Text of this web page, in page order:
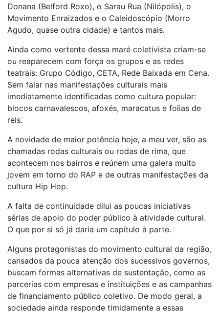
Donana (Belford Roxo), o Sarau Rua (Nilópolis), o
Movimento Enraizados e o Caleidoscópio (Morro
Agudo, quase outra cidade) e tantos mais.
Ainda como vertente dessa maré coletivista criam-se
ou reaparecem com força os grupos e as redes
teatrais: Grupo Código, CETA, Rede Baixada em Cena.
Sem falar nas manifestações culturais mais
imediatamente identificadas como cultura popular:
blocos carnavalescos, afoxés, maracatus e folias de
reis.
A novidade de maior potência hoje, a meu ver, são as
chamadas rodas culturais ou rodas de rima, que
acontecem nos bairros e reúnem uma galera muito
jovem em torno do RAP e de outras manifestações da
cultura Hip Hop.
A falta de continuidade dilui as poucas iniciativas
sérias de apoio do poder público à atividade cultural.
O que por si só já daria um capítulo à parte.
Alguns protagonistas do movimento cultural da região,
cansados da pouca atenção dos sucessivos governos,
buscam formas alternativas de sustentação, como as
parcerias com empresas e instituições e as campanhas
de financiamento público coletivo. De modo geral, a
sociedade ainda responde timidamente a essas